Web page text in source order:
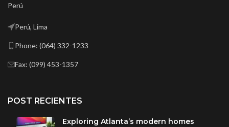
Perú
Perú, Lima
Phone: (064) 332-1233
Fax: (099) 453-1357
POST RECIENTES
Exploring Atlanta’s modern homes